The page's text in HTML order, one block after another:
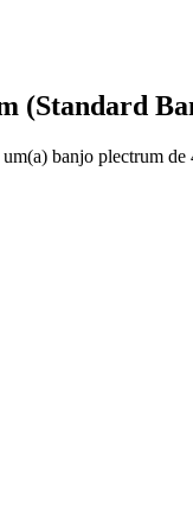
(Standard
banjo plectrum